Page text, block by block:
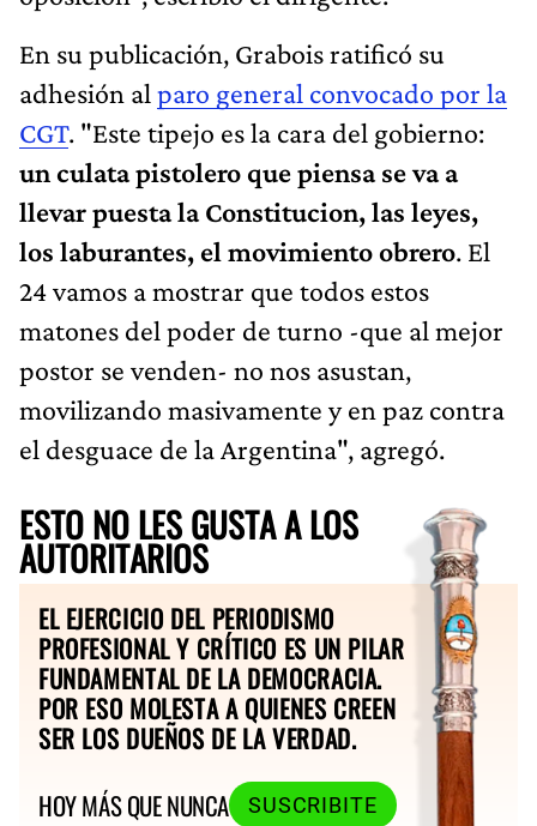
En su publicación, Grabois ratificó su
adhesión al paro general convocado por la
CGT. "Este tipejo es la cara del gobierno:
un culata pistolero que piensa se va a
llevar puesta la Constitucion, las leyes,
los laburantes, el movimiento obrero. El
24 vamos a mostrar que todos estos
matones del poder de turno -que al mejor
postor se venden- no nos asustan,
movilizando masivamente y en paz contra
el desguace de la Argentina", agregó.
ESTO NO LES GUSTA A LOS
AUTORITARIOS
EL EJERCICIO DEL PERIODISMO
PROFESIONAL Y CRÍTICO ES UN PILAR
FUNDAMENTAL DE LA DEMOCRACIA.
POR ESO MOLESTA A QUIENES CREEN
SER LOS DUEÑOS DE LA VERDAD.
HOY MÁS QUE NUNCA
SUSCRIBITE